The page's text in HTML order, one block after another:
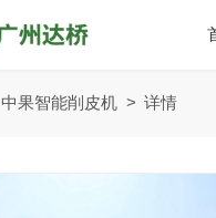
中果智能削皮机 > 详情